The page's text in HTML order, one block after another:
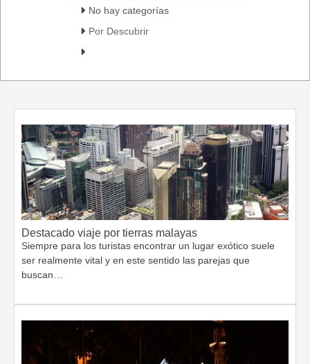
No hay categorías
Por Descubrir
Destacado viaje por tierras malayas
Siempre para los turistas encontrar un lugar exótico suele
ser realmente vital y en este sentido las parejas que
buscan…